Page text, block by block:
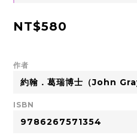
NT$580
作者
ISBN